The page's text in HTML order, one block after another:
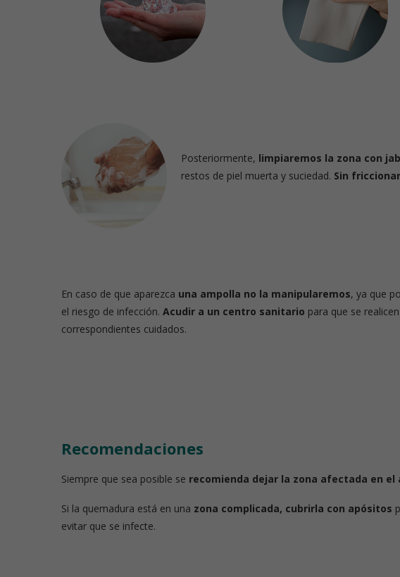
Posteriormente, limpiaremos la zona con
restos de piel muerta y suciedad. Sin
En caso de que aparezca una ampolla no la manipularemos, ya que
el riesgo de infección. Acudir a un centro sanitario para que se
correspondientes cuidados.
Recomendaciones
Siempre que sea posible se recomienda dejar la zona afectada en el
Si la quemadura está en una zona complicada, cubrirla con apósitos
evitar que se infecte.